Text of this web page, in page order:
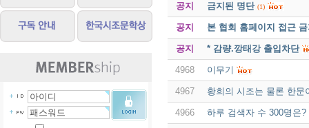
공지 금지된 명단 (1)
공지 본 협회 홈페이지 접근
공지 * 감량.깡태강 출입차단
4968 이무기
4967 황희의 시조는 물론 한문
4966 하루 검색자 수 300명은?